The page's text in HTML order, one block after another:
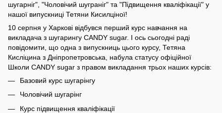
шугарніг", "Чоловічий шуграніг" та "Підвищення кваліфікації" у
нашої випускниці Тетяни Кисилціної!
10 серпня у Харкові відбувся перший курс навчання на
викладача з шугарингу CANDY sugar. І ось сьогодні раді
повідомити, що одна з випускниць цього курсу, Тетяна
Кисліцина з Дніпропетровська, набула статусу офіційної
Школи CANDY sugar з правом викладання трьох наших курсів:
Базовий курс шугарінгу
Чоловічий шугарінг
Курс підвищення кваліфікації